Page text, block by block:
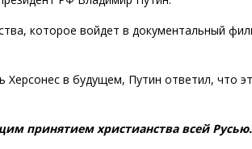
которое войдет в документальный
в будущем, Путин ответил, что
принятием христианства всей Русью.